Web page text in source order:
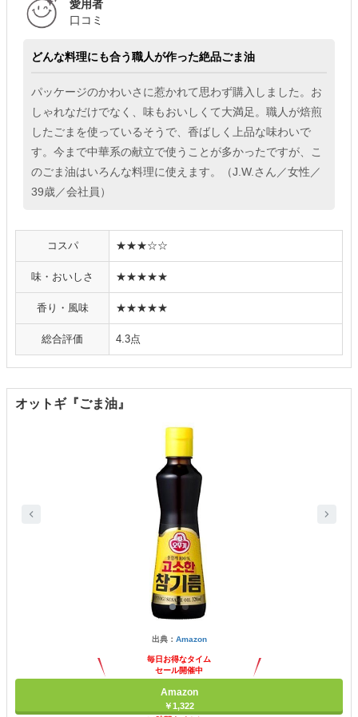
愛用者
口コミ
どんな料理にも合う職人が作った絶品ごま油
パッケージのかわいさに惹かれて思わず購入しました。お
しゃれなだけでなく、味もおいしくて大満足。職人が焙煎
したごまを使っているそうで、香ばしく上品な味わいで
す。今まで中華系の献立で使うことが多かったですが、こ
のごま油はいろんな料理に使えます。（J.W.さん／女性／
39歳／会社員）
コスパ ★★★☆☆
味・おいしさ ★★★★★
香り・風味 ★★★★★
総合評価 4.3点
オットギ『ごま油』
出典： Amazon
毎日お得なタイム
セール開催中
Amazon
￥1,322